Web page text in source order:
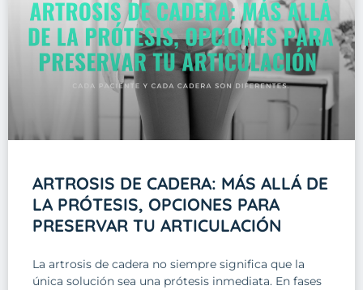
ARTROSIS DE CADERA: MÁS ALLÁ DE
LA PRÓTESIS, OPCIONES PARA
PRESERVAR TU ARTICULACIÓN
La artrosis de cadera no siempre significa que la
única solución sea una prótesis inmediata. En fases